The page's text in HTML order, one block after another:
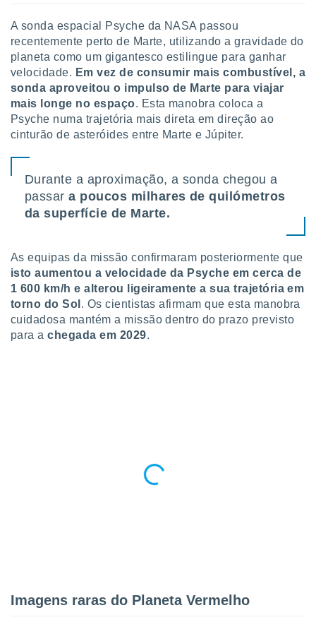
a
site
caso,
de que
para
navegação
não
o
ou
Pode
de
ao
através
seus
com
A sonda espacial Psyche da NASA passou
recentemente perto de Marte, utilizando a gravidade do
planeta como um gigantesco estilingue para ganhar
velocidade. Em vez de consumir mais combustível, a
sonda aproveitou o impulso de Marte para viajar
mais longe no espaço. Esta manobra coloca a
Psyche numa trajetória mais direta em direção ao
cinturão de asteróides entre Marte e Júpiter.
Durante a aproximação, a sonda chegou a
passara poucos milhares de quilómetros
da superfície de Marte.
As equipas da missão confirmaram posteriormente que
isto aumentou a velocidade da Psyche em cerca de
1 600 km/h e alterou ligeiramente a sua trajetória em
torno do Sol . Os cientistas afirmam que esta manobra
cuidadosa mantém a missão dentro do prazo previsto
para achegada em 2029.
Imagens raras do Planeta Vermelho